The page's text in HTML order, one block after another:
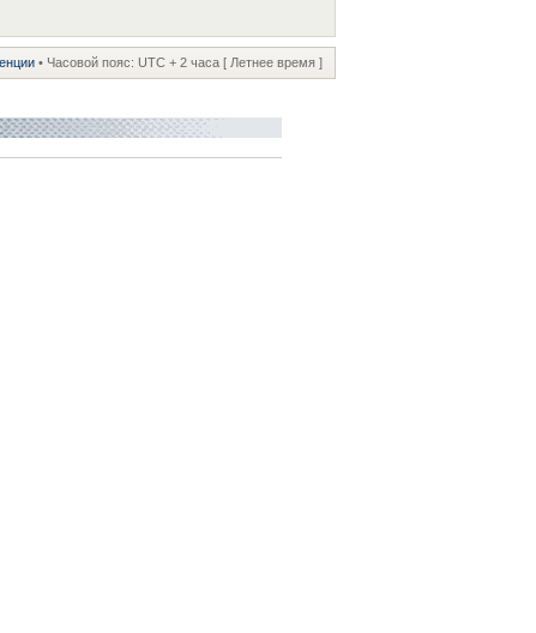
• Часовой пояс: UTC + 2 часа [ Летнее время ]